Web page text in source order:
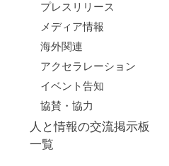
プレスリリース
メディア情報
海外関連
アクセラレーション
イベント告知
協賛・協力
人と情報の交流掲示板
一覧